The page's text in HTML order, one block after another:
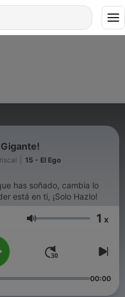
15 - El Ego
has soñado, cambia lo
está en ti, ¡Solo Hazlo!
Volumen 1 x
00:00